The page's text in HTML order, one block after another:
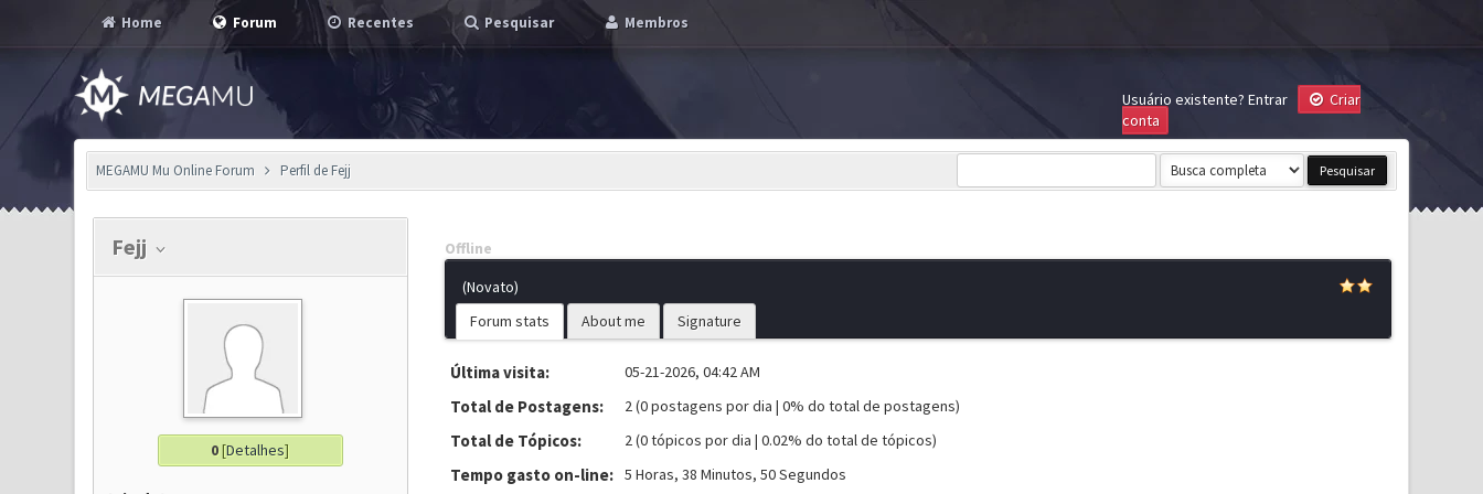
Home Forum Recentes Pesquisar Membros
Usuário existente? Entrar
Criar
conta
MEGAMU Mu Online Forum Perfil de Fejj
Fejj
0[Detalhes]
Offline
(Novato)
Forum stats
About me Signature
Última visita: 05-21-2026, 04:42 AM
Total de Postagens: 2 (0 postagens por dia | 0% do total de postagens)
Total de Tópicos: 2 (0 tópicos por dia | 0.02% do total de tópicos)
Tempo gasto on-line: 5 Horas, 38 Minutos, 50 Segundos